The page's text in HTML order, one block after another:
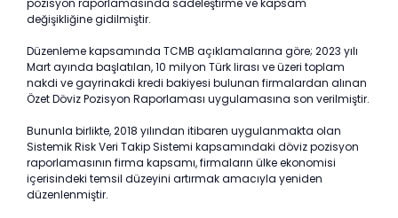
pozisyon raporlamasında sadeleştirme ve kapsam
değişikliğine gidilmiştir.
Düzenleme kapsamında TCMB açıklamalarına göre; 2023 yılı
Mart ayında başlatılan, 10 milyon Türk lirası ve üzeri toplam
nakdi ve gayrinakdi kredi bakiyesi bulunan firmalardan alınan
Özet Döviz Pozisyon Raporlaması uygulamasına son verilmiştir.
Bununla birlikte, 2018 yılından itibaren uygulanmakta olan
Sistemik Risk Veri Takip Sistemi kapsamındaki döviz pozisyon
raporlamasının firma kapsamı, firmaların ülke ekonomisi
içerisindeki temsil düzeyini artırmak amacıyla yeniden
düzenlenmiştir.